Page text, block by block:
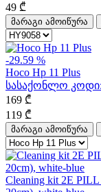
49 ₾
მარაგი ამოიწურა
-29.59 %
Hoco Hp 11 Plus
სასაქონლო კოდი:
169 ₾
119 ₾
მარაგი ამოიწურა
Cleaning kit 2E